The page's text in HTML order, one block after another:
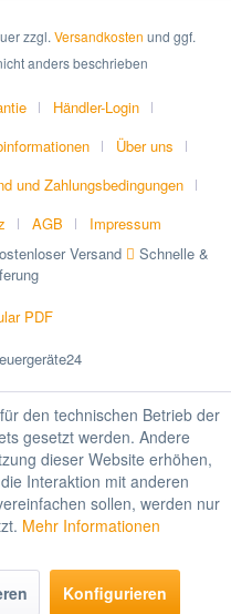
zzgl. Versandkosten und ggf.
anders beschrieben
Händler-Login
Über uns
und Zahlungsbedingungen
AGB
Impressum
Versand
Schnelle &
PDF
den technischen Betrieb der
gesetzt werden. Andere
dieser Website erhöhen,
Interaktion mit anderen
sollen, werden nur
Mehr Informationen
Konfigurieren